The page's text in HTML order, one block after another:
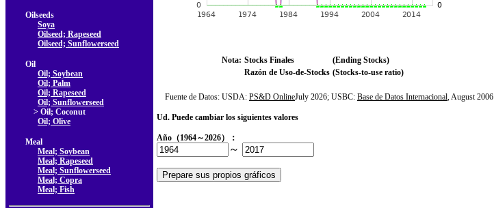
Oilseeds
Soya
Oilseed; Rapeseed
Oilseed; Sunflowerseed
Oil
Oil; Soybean
Oil; Palm
Oil; Rapeseed
Oil; Sunflowerseed
> Oil; Coconut
Oil; Olive
Meal
Meal; Soybean
Meal; Rapeseed
Meal; Sunflowerseed
Meal; Copra
Meal; Fish
Nota: Stocks Finales
(Ending Stocks)
Razón de Uso-de-Stocks (Stocks-to-use ratio)
Fuente de Datos: USDA: PS&D OnlineJuly 2026; USBC: Base de Datos Internacional, August 2006
Ud. Puede cambiar los siguientes valores
Año（1964～2026）：
～